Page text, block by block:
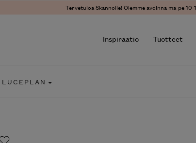
Tervetuloa Skannolle! Olemme avoinna ma-pe
Inspiraatio Tuotteet
LUCEPLAN